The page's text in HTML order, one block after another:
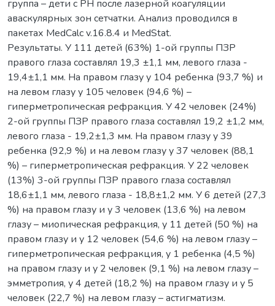
группа – дети с РН после лазерной коагуляции
аваскулярных зон сетчатки. Анализ проводился в
пакетах MedCalc v.16.8.4 и MedStat.
Результаты. У 111 детей (63%) 1-ой группы ПЗР
правого глаза составлял 19,3 ±1,1 мм, левого глаза -
19,4±1,1 мм. На правом глазу у 104 ребенка (93,7 %) и
на левом глазу у 105 человек (94,6 %) –
гиперметропическая рефракция. У 42 человек (24%)
2-ой группы ПЗР правого глаза составлял 19,2 ±1,2 мм,
левого глаза - 19,2±1,3 мм. На правом глазу у 39
ребенка (92,9 %) и на левом глазу у 37 человек (88,1
%) – гиперметропическая рефракция. У 22 человек
(13%) 3-ой группы ПЗР правого глаза составлял
18,6±1,1 мм, левого глаза - 18,8±1,2 мм. У 6 детей (27,3
%) на правом глазу и у 3 человек (13,6 %) на левом
глазу – миопическая рефракция, у 11 детей (50 %) на
правом глазу и у 12 человек (54,6 %) на левом глазу –
гиперметропическая рефракция, у 1 ребенка (4,5 %)
на правом глазу и у 2 человек (9,1 %) на левом глазу –
эмметропия, у 4 детей (18,2 %) на правом глазу и у 5
человек (22,7 %) на левом глазу – астигматизм.